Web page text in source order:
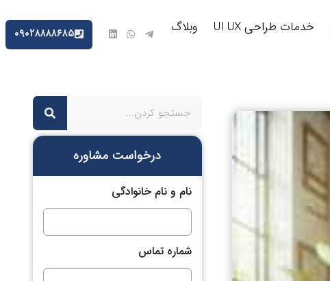
خدمات طراحی UI UX وبلاگ ۰۹۰۲۸۸۸۸۶۸۵
درخواست مشاوره
نام و نام خانوادگی
شماره تماس